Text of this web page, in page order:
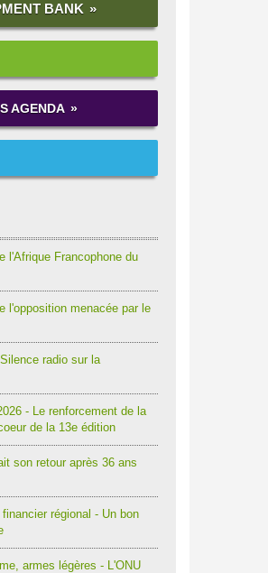
BANK
AGENDA
l'Afrique Francophone du
l'opposition menacée par le
radio sur la
- Le renforcement de la
de la 13e édition
son retour après 36 ans
financier régional - Un bon
armes légères - L'ONU